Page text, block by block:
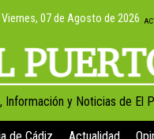
Viernes, 07 de Agosto de 2026
Información y Noticias de El
de Cádiz Actualidad